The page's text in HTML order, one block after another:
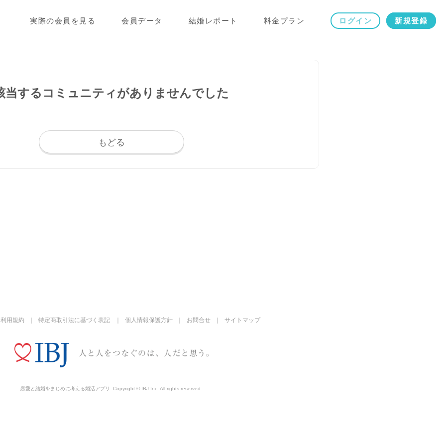
実際の会員を見る 会員データ 結婚レポート 料金プラン ログイン 新規登録
当するコミュニティがありませんでした
もどる
利用規約 特定商取引法に基づく表記 個人情報保護方針 お問合せ サイトマップ
恋愛と結婚をまじめに考える婚活アプリ Copyright © IBJ Inc. All rights reserved.